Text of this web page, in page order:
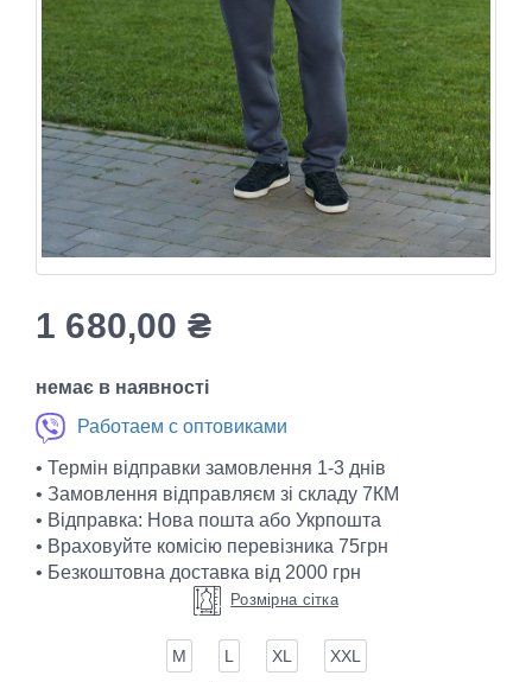
1 680,00 ₴
немає в наявності
Работаем с оптовиками
• Термін відправки замовлення 1-3 днів
• Замовлення відправляєм зі складу 7КМ
• Відправка: Нова пошта або Укрпошта
• Враховуйте комісію перевізника 75грн
• Безкоштовна доставка від 2000 грн
Розмірна сітка
М L XL XXL